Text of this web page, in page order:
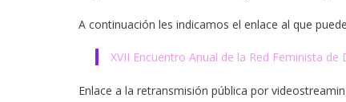
A continuación les indicamos el enlace al que
XVII Encuentro Anual de la Red Feminista
Enlace a la retransmisión pública por